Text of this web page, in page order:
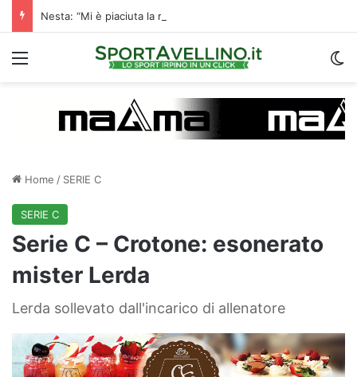
Menu
Home / SERIE C
SERIE C
Serie C – Crotone: esonerato
mister Lerda
Lerda sollevato dall'incarico di allenatore